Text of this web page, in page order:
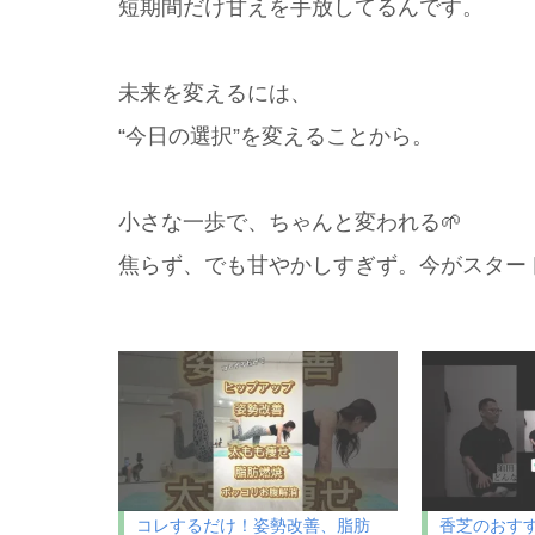
短期間だけ甘えを手放してるんです。
未来を変えるには、
“今日の選択”を変えることから。
小さな一歩で、ちゃんと変われる🌱
焦らず、でも甘やかしすぎず。今がスター
コレするだけ！姿勢改善、脂肪 香芝のおす